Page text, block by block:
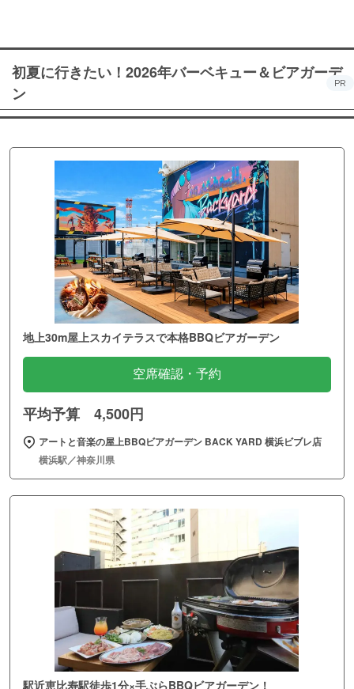
初夏に行きたい！2026年バーベキュー＆ビアガーデ
ン
PR
地上30m屋上スカイテラスで本格BBQビアガーデン
空席確認・予約
平均予算 4,500円
アートと音楽の屋上BBQビアガーデン BACK YARD 横浜ビブレ店
横浜駅／神奈川県
駅近恵比寿駅徒歩1分×手ぶらBBQビアガーデン！